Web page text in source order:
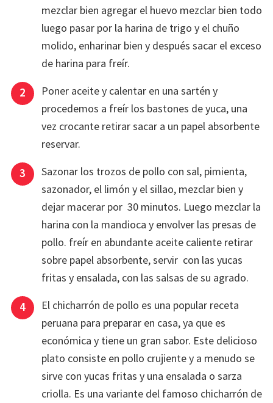
mezclar bien agregar el huevo mezclar bien todo
luego pasar por la harina de trigo y el chuño
molido, enharinar bien y después sacar el exceso
de harina para freír.
Poner aceite y calentar en una sartén y
procedemos a freír los bastones de yuca, una
vez crocante retirar sacar a un papel absorbente
reservar.
Sazonar los trozos de pollo con sal, pimienta,
sazonador, el limón y el sillao, mezclar bien y
dejar macerar por 30 minutos. Luego mezclar la
harina con la mandioca y envolver las presas de
pollo. freír en abundante aceite caliente retirar
sobre papel absorbente, servir con las yucas
fritas y ensalada, con las salsas de su agrado.
El chicharrón de pollo es una popular receta
peruana para preparar en casa, ya que es
económica y tiene un gran sabor. Este delicioso
plato consiste en pollo crujiente y a menudo se
sirve con yucas fritas y una ensalada o sarza
criolla. Es una variante del famoso chicharrón de